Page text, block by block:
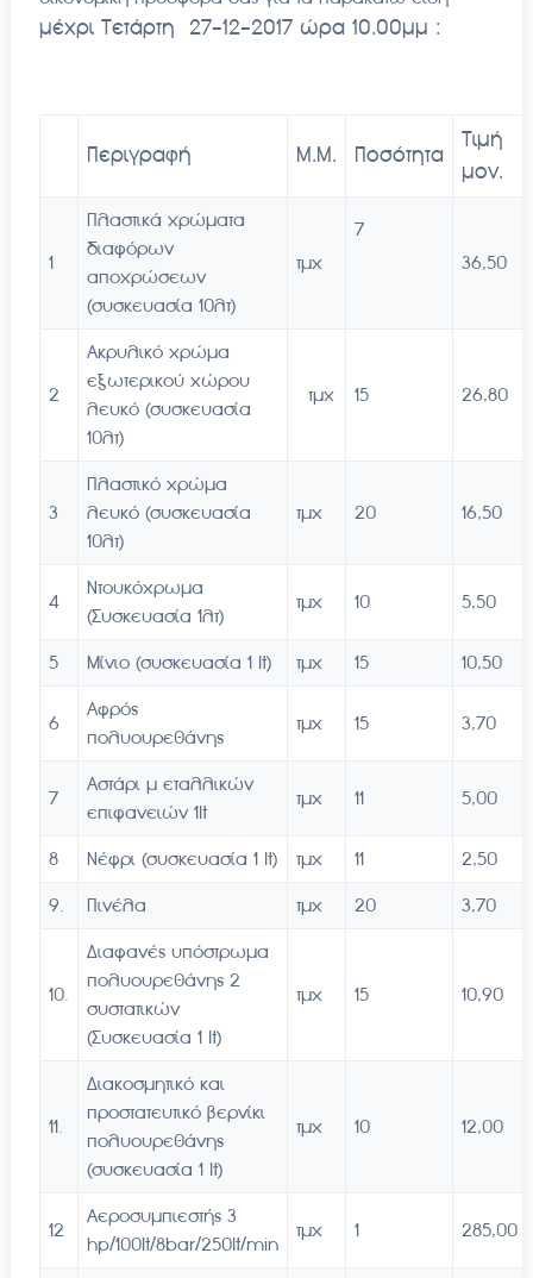
μέχρι Τετάρτη 27-12-2017 ώρα 10.00μμ :
Περιγραφή Μ.Μ. Ποσότητα
Τιμή
μον.
1
Πλαστικά χρώματα
διαφόρων
αποχρώσεων
(συσκευασία 10λτ)
τμχ
7
36,50
2
Ακρυλικό χρώμα
εξωτερικού χώρου
λευκό (συσκευασία
10λτ)
τμχ 15 26,80
3
Πλαστικό χρώμα
λευκό (συσκευασία
10λτ)
τμχ 20 16,50
4
Ντουκόχρωμα
(Συσκευασία 1λτ)
τμχ 10 5,50
5 Μίνιο (συσκευασία 1 lt) τμχ 15 10,50
6
Αφρός
πολυουρεθάνης
τμχ 15 3,70
7
Αστάρι μ εταλλικών
επιφανειών 1lt
τμχ 11 5,00
8 Νέφρι (συσκευασία 1 lt) τμχ 11 2,50
9. Πινέλα τμχ 20 3,70
10.
Διαφανές υπόστρωμα
πολυουρεθάνης 2
συστατικών
(Συσκευασία 1 lt)
τμχ 15 10,90
11.
Διακοσμητικό και
προστατευτικό βερνίκι
πολυουρεθάνης
(συσκευασία 1 lt)
τμχ 10 12,00
12
Αεροσυμπιεστής 3
hp/100lt/8bar/250lt/min
τμχ 1 285,00